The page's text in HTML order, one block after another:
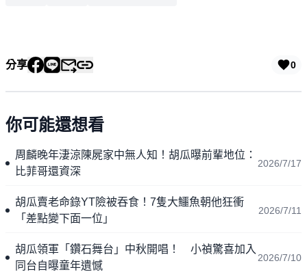
分享 0
你可能還想看
周麟晚年淒涼陳屍家中無人知！胡瓜曝前輩地位：
比菲哥還資深
2026/7/17
胡瓜賣老命錄YT險被吞食！7隻大鱷魚朝他狂衝
「差點變下面一位」
2026/7/11
胡瓜領軍「鑽石舞台」中秋開唱！ 小禎驚喜加入
同台自曝童年遺憾
2026/7/10